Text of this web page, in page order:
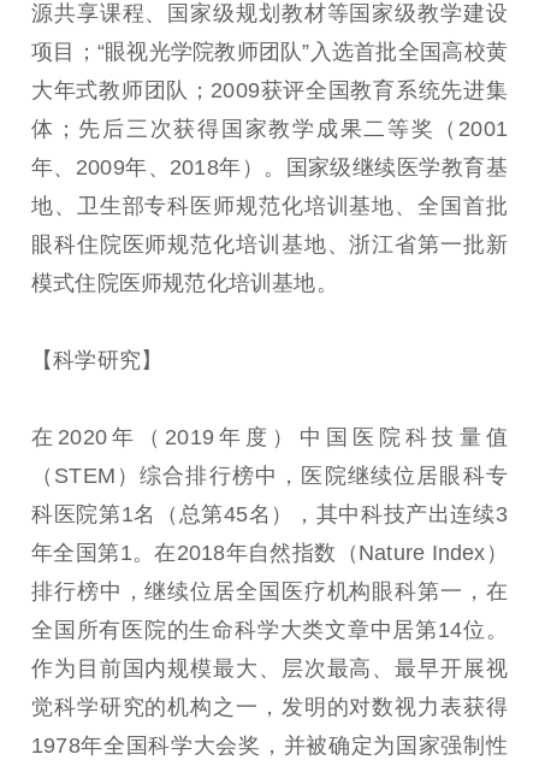
源共享课程、国家级规划教材等国家级教学建设
项目；“眼视光学院教师团队”入选首批全国高校黄
大年式教师团队；2009获评全国教育系统先进集
体；先后三次获得国家教学成果二等奖（2001
年、2009年、2018年）。国家级继续医学教育基
地、卫生部专科医师规范化培训基地、全国首批
眼科住院医师规范化培训基地、浙江省第一批新
模式住院医师规范化培训基地。
【科学研究】
在2020年（2019年度）中国医院科技量值
（STEM）综合排行榜中，医院继续位居眼科专
科医院第1名（总第45名），其中科技产出连续3
年全国第1。在2018年自然指数（Nature Index）
排行榜中，继续位居全国医疗机构眼科第一，在
全国所有医院的生命科学大类文章中居第14位。
作为目前国内规模最大、层次最高、最早开展视
觉科学研究的机构之一，发明的对数视力表获得
1978年全国科学大会奖，并被确定为国家强制性